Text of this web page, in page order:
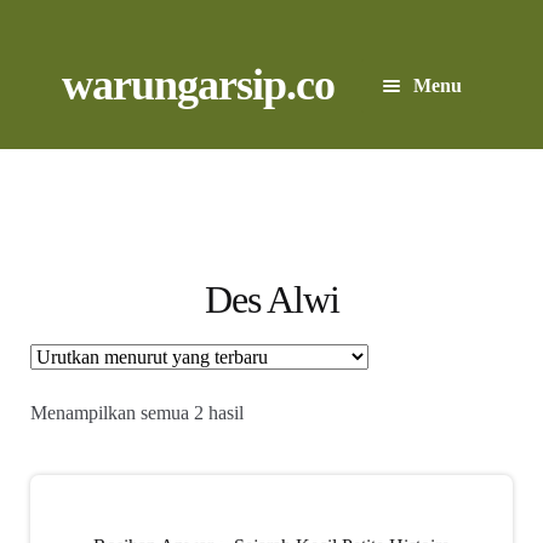
to
to
warungarsip.co Menu
Beranda
Foto
Suara
Des Alwi
Menampilkan semua 2 hasil